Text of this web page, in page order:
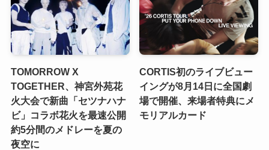
TOMORROW X
TOGETHER、神宮外苑花
火大会で新曲「セツナハナ
ビ」コラボ花火を最速公開
約5分間のメドレーを夏の
夜空に
CORTIS初のライブビュー
イングが8月14日に全国劇
場で開催、来場者特典にメ
モリアルカード